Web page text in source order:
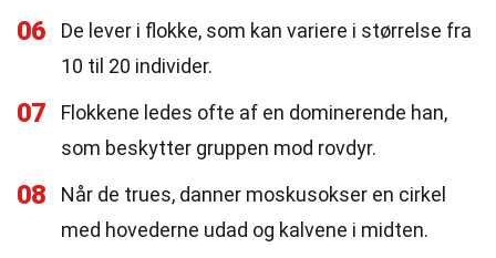
06
De lever i flokke, som kan variere i størrelse fra
10 til 20 individer.
07
Flokkene ledes ofte af en dominerende han,
som beskytter gruppen mod rovdyr.
08
Når de trues, danner moskusokser en cirkel
med hovederne udad og kalvene i midten.